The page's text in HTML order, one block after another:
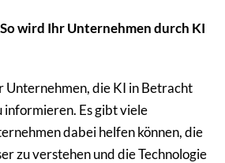
wird Ihr Unternehmen durch KI
Unternehmen, die KI in Betracht
informieren. Es gibt viele
dabei helfen können, die
zu verstehen und die Technologie